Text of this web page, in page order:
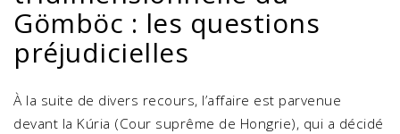
Gömböc : les questions
préjudicielles
À la suite de divers recours, l’affaire est parvenue
devant la Kúria (Cour suprême de Hongrie), qui a décidé